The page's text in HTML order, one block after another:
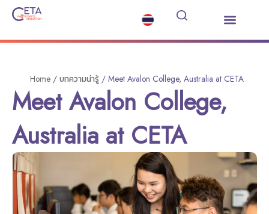
Home / บทความน่ารู้ / Meet Avalon College, Australia at CETA
Meet Avalon College,
Australia at CETA